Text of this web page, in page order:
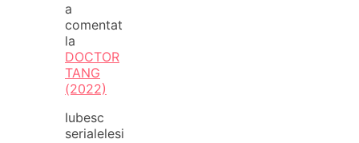
a
comentat
la
DOCTOR
TANG
(2022)
Iubesc
serialelesi